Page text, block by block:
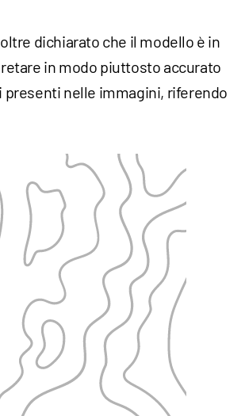
dichiarato che il modello è in
in modo piuttosto accurato
presenti nelle immagini, riferendo